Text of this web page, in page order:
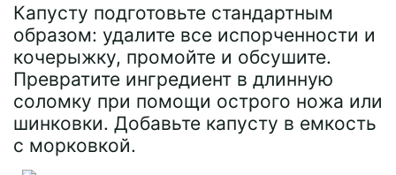
Капусту подготовьте стандартным
образом: удалите все испорченности и
кочерыжку, промойте и обсушите.
Превратите ингредиент в длинную
соломку при помощи острого ножа или
шинковки. Добавьте капусту в емкость
с морковкой.